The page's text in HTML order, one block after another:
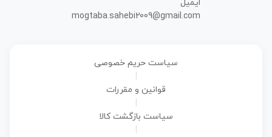
ایمیل
mogtaba.sahebi2009@gmail.com
سیاست حریم خصوصی
قوانین و مقررات
سیاست بازگشت کالا